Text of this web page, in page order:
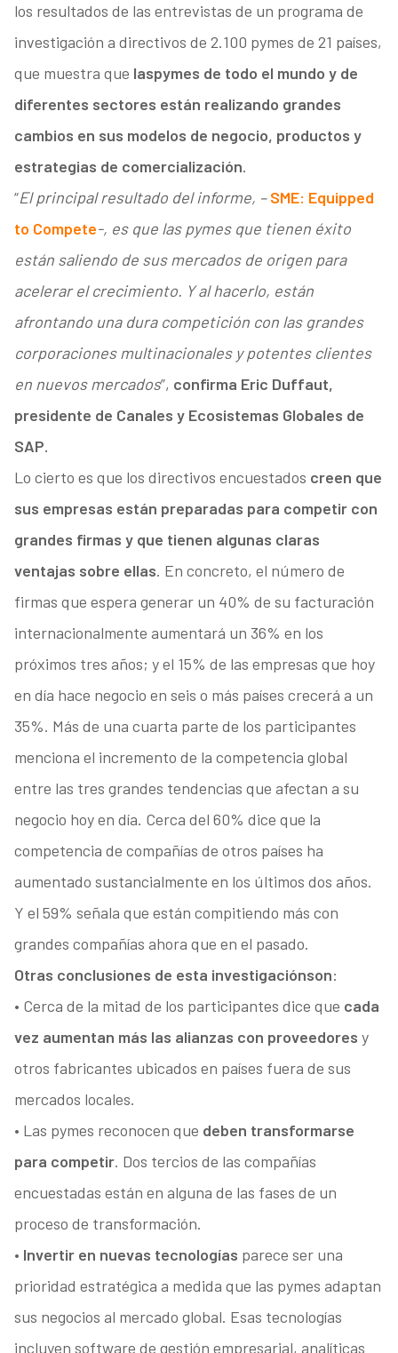
los resultados de las entrevistas de un programa de
investigación a directivos de 2.100 pymes de 21 países,
que muestra que laspymes de todo el mundo y de
diferentes sectores están realizando grandes
cambios en sus modelos de negocio, productos y
estrategias de comercialización.
“El principal resultado del informe, –SME: Equipped
to Compete-, es que las pymes que tienen éxito
están saliendo de sus mercados de origen para
acelerar el crecimiento. Y al hacerlo, están
afrontando una dura competición con las grandes
corporaciones multinacionales y potentes clientes
en nuevos mercados”, confirma Eric Duffaut,
presidente de Canales y Ecosistemas Globales de
SAP.
Lo cierto es que los directivos encuestados creen que
sus empresas están preparadas para competir con
grandes firmas y que tienen algunas claras
ventajas sobre ellas. En concreto, el número de
firmas que espera generar un 40% de su facturación
internacionalmente aumentará un 36% en los
próximos tres años; y el 15% de las empresas que hoy
en día hace negocio en seis o más países crecerá a un
35%. Más de una cuarta parte de los participantes
menciona el incremento de la competencia global
entre las tres grandes tendencias que afectan a su
negocio hoy en día. Cerca del 60% dice que la
competencia de compañías de otros países ha
aumentado sustancialmente en los últimos dos años.
Y el 59% señala que están compitiendo más con
grandes compañías ahora que en el pasado.
Otras conclusiones de esta investigaciónson:
• Cerca de la mitad de los participantes dice que cada
vez aumentan más las alianzas con proveedores y
otros fabricantes ubicados en países fuera de sus
mercados locales.
• Las pymes reconocen que deben transformarse
para competir. Dos tercios de las compañías
encuestadas están en alguna de las fases de un
proceso de transformación.
• Invertir en nuevas tecnologías parece ser una
prioridad estratégica a medida que las pymes adaptan
sus negocios al mercado global. Esas tecnologías
incluyen software de gestión empresarial, analíticas